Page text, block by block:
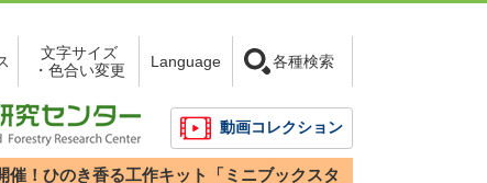
文字サイズ
・色合い変更
Language 各種検索
動画コレクション
催！ひのき香る工作キット「ミニブックスタ